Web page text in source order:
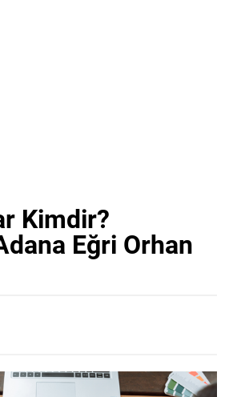
Kimdir?
Eğri Orhan